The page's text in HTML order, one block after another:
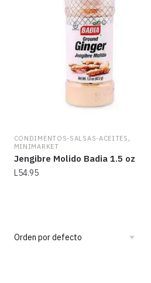
CONDIMENTOS-SALSAS-ACEITES ,
MINIMARKET
Jengibre Molido Badia 1.5 oz
L54.95